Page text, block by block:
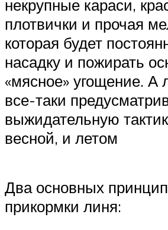
некрупные караси,
плотвички и прочая
которая будет
насадку и пожирать
«мясное» угощение. А
все-таки
выжидательную
весной, и летом
Два основных
прикормки линя: